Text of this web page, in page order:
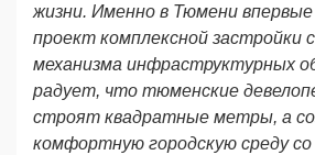
жизни. Именно в Тюмени
проект комплексной застройки
механизма инфраструктурных
радует, что тюменские
строят квадратные метры, а
комфортную городскую среду со